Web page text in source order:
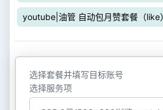
youtube|油管 自动包月赞套餐（like
选择套餐并填写目标账号
选择服务项